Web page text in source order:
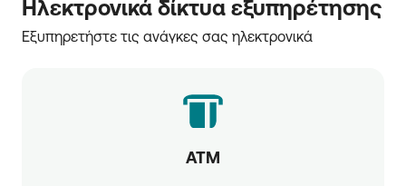
Ηλεκτρονικά δίκτυα εξυπηρέτησης
Εξυπηρετήστε τις ανάγκες σας ηλεκτρονικά
ATM